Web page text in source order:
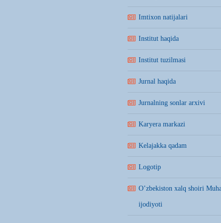
Imtixon natijalari
Institut haqida
Institut tuzilmasi
Jurnal haqida
Jurnalning sonlar arxivi
Karyera markazi
Kelajakka qadam
Logotip
O’zbekiston xalq shoiri
ijodiyoti